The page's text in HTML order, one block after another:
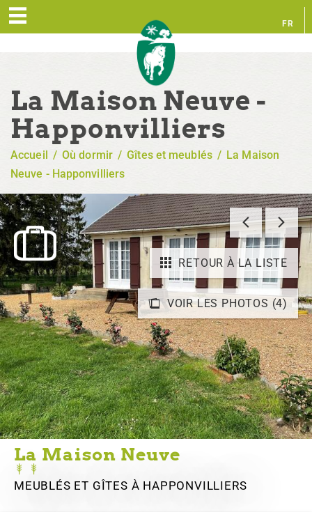
FR
La Maison Neuve -
Happonvilliers
Accueil / Où dormir / Gîtes et meublés / La Maison
Neuve - Happonvilliers
VOIR LES PHOTOS (4)
RETOUR À LA LISTE
La Maison Neuve
MEUBLÉS ET GÎTES À HAPPONVILLIERS